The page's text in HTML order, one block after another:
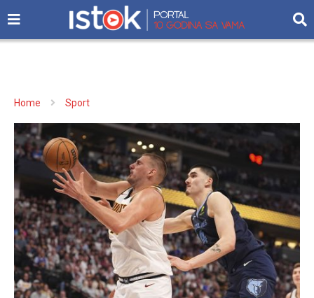
Home Sport